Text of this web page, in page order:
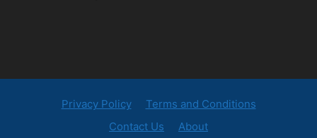
Privacy Policy
Terms and Conditions
Contact Us
About